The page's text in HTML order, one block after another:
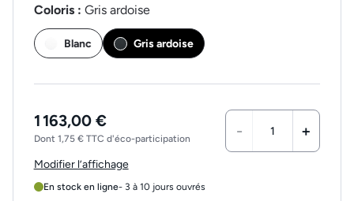
Coloris : Gris ardoise
Blanc Gris ardoise
1 163,00 €
Dont 1,75 € TTC d'éco-participation - +
Modifier l’affichage
En stock en ligne- 3 à 10 jours ouvrés